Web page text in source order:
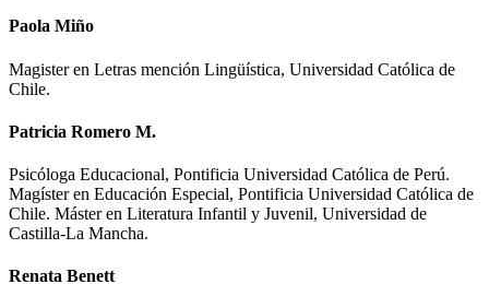
Paola Miño
Magister en Letras mención Lingüística, Universidad Católica de
Chile.
Patricia Romero M.
Psicóloga Educacional, Pontificia Universidad Católica de Perú.
Magíster en Educación Especial, Pontificia Universidad Católica de
Chile. Máster en Literatura Infantil y Juvenil, Universidad de
Castilla-La Mancha.
Renata Benett